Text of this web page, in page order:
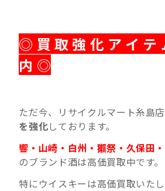
◎ 買 取 強 化 ア イ テ
内 ◎
ただ今、リサイクルマート糸島
を強化しております。
響・山崎・白州・獺祭・久保田
のブランド酒は高価買取中です。
特にウイスキーは高価買取いたし